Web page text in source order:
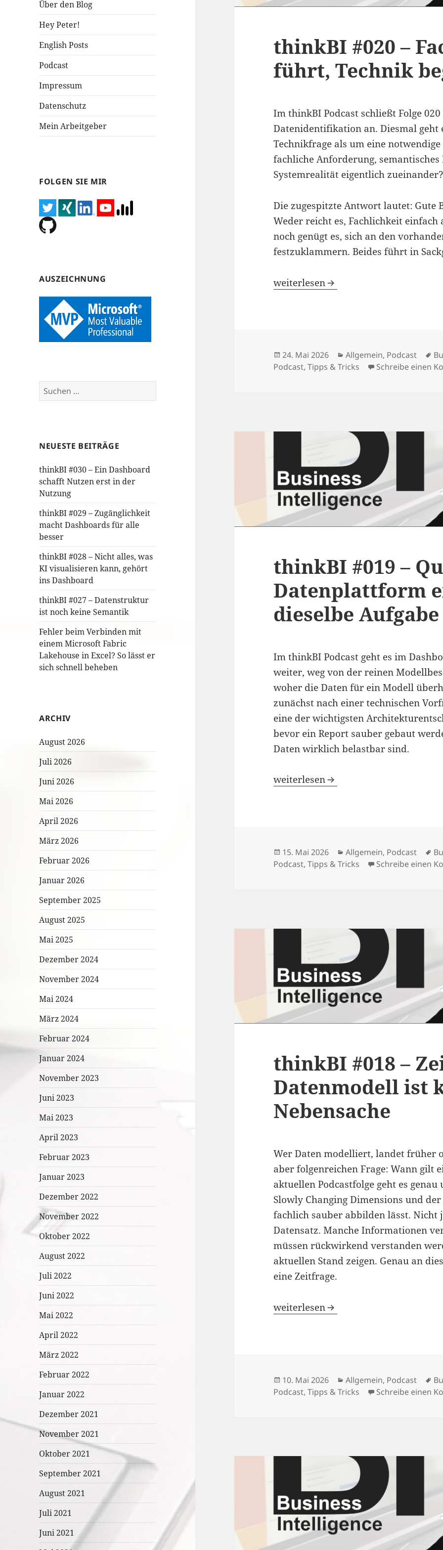
Über den Blog
Hey Peter!
English Posts
Podcast
Impressum
Datenschutz
Mein Arbeitgeber
FOLGEN SIE MIR
AUSZEICHNUNG
Suchen
nach:
NEUESTE BEITRÄGE
thinkBI #030 – Ein Dashboard
schafft Nutzen erst in der
Nutzung
thinkBI #029 – Zugänglichkeit
macht Dashboards für alle
besser
thinkBI #028 – Nicht alles, was
KI visualisieren kann, gehört
ins Dashboard
thinkBI #027 – Datenstruktur
ist noch keine Semantik
Fehler beim Verbinden mit
einem Microsoft Fabric
Lakehouse in Excel? So lässt er
sich schnell beheben
ARCHIV
August 2026
Juli 2026
Juni 2026
Mai 2026
April 2026
März 2026
Februar 2026
Januar 2026
September 2025
August 2025
Mai 2025
Dezember 2024
November 2024
Mai 2024
März 2024
Februar 2024
Januar 2024
November 2023
Juni 2023
Mai 2023
April 2023
Februar 2023
Januar 2023
Dezember 2022
November 2022
Oktober 2022
August 2022
Juli 2022
Juni 2022
Mai 2022
April 2022
März 2022
Februar 2022
Januar 2022
Dezember 2021
November 2021
Oktober 2021
September 2021
August 2021
Juli 2021
Juni 2021
thinkBI #020 –
führt, Technik
Im thinkBI Podcast schließt Folge
Datenidentifikation an. Diesmal geht
Technikfrage als um eine
fachliche Anforderung,
Systemrealität eigentlich zueinander?
Die zugespitzte Antwort lautet: Gute
Weder reicht es, Fachlichkeit
noch genügt es, sich an den
festzuklammern. Beides führt in
thinkBI #020 – Fachlichkeit führt,
weiterlesen
Veröffentlicht
am
24. Mai 2026 Kategorien
Allgemein, Podcast
Podcast,Tipps & Tricks Schreibe einen
thinkBI #019 –
Datenplattform
dieselbe Aufgabe
Im thinkBI Podcast geht es im
weiter, weg von der reinen
woher die Daten für ein Modell
zunächst nach einer technischen
eine der wichtigsten
bevor ein Report sauber gebaut
Daten wirklich belastbar sind.
thinkBI #019 – Quellsystem und
weiterlesen
Veröffentlicht
am
15. Mai 2026 Kategorien
Allgemein, Podcast
Podcast,Tipps & Tricks Schreibe einen
thinkBI #018 –
Datenmodell ist
Nebensache
Wer Daten modelliert, landet früher
aber folgenreichen Frage: Wann gilt
aktuellen Podcastfolge geht es
Slowly Changing Dimensions und
fachlich sauber abbilden lässt. Nicht
Datensatz. Manche Informationen
müssen rückwirkend verstanden
aktuellen Stand zeigen. Genau an
eine Zeitfrage.
thinkBI #018 – Zeit im Datenmodell ist
weiterlesen
Veröffentlicht
am
10. Mai 2026 Kategorien
Allgemein, Podcast
Podcast,Tipps & Tricks Schreibe einen